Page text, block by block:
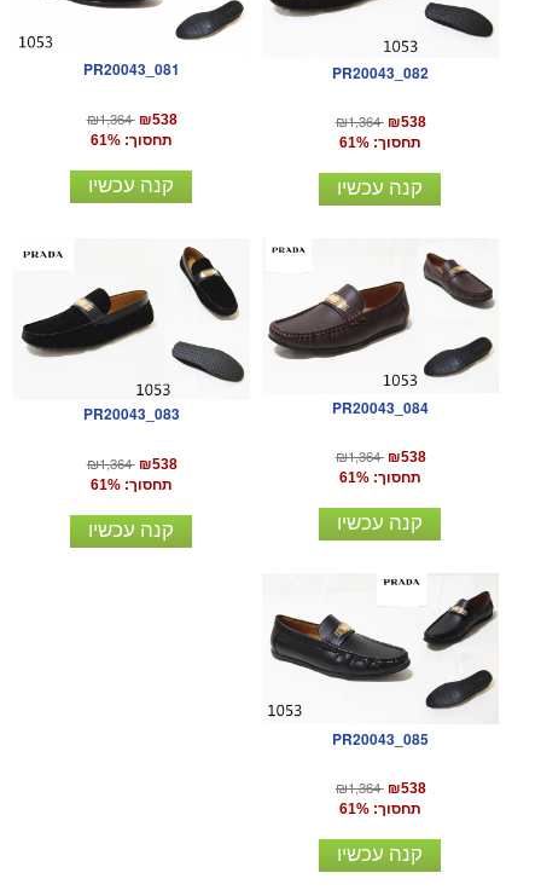
PR20043_081
₪1,364 ₪538
תחסוך: 61%
קנה עכשיו
PR20043_082
₪1,364 ₪538
תחסוך: 61%
קנה עכשיו
PR20043_083
₪1,364 ₪538
תחסוך: 61%
קנה עכשיו
PR20043_084
₪1,364 ₪538
תחסוך: 61%
קנה עכשיו
PR20043_085
₪1,364 ₪538
תחסוך: 61%
קנה עכשיו